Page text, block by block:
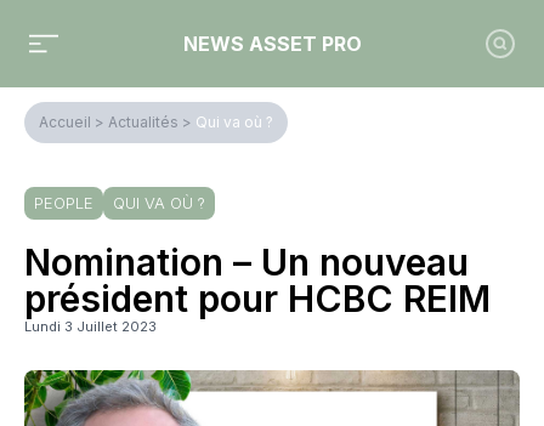
NEWS ASSET PRO
Accueil > Actualités > Qui va où ?
PEOPLE QUI VA OÙ ?
Nomination – Un nouveau
président pour HCBC REIM
Lundi 3 Juillet 2023